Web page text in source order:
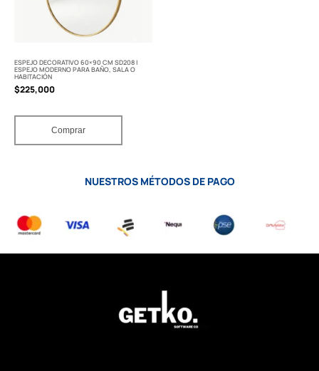
ESPEJO DECORATIVO 60×90 CM SD208 |
ESPEJO MODERNO PARA BAÑO, SALA O
HABITACIÓN
$225,000
Comprar
NUESTROS MÉTODOS DE PAGO